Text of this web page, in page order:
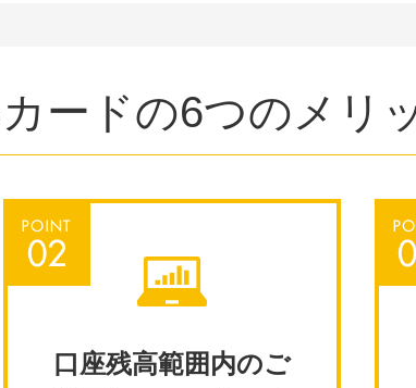
ードの6つのメリ
口座残高範囲内のご